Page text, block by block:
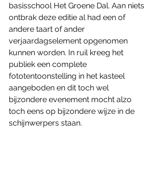
basisschool Het Groene Dal. Aan niets
ontbrak deze editie al had een of
andere taart of ander
verjaardagselement opgenomen
kunnen worden. In ruil kreeg het
publiek een complete
fototentoonstelling in het kasteel
aangeboden en dit toch wel
bijzondere evenement mocht alzo
toch eens op bijzondere wijze in de
schijnwerpers staan.